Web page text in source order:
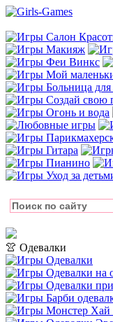
👚 Одевалки